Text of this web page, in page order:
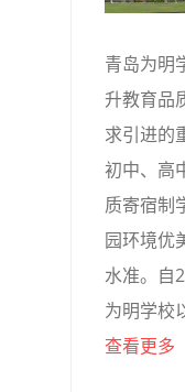
青岛为明
升教育品
求引进的
初中、高
质寄宿制
园环境优
水准。自
为明学校
查看更多